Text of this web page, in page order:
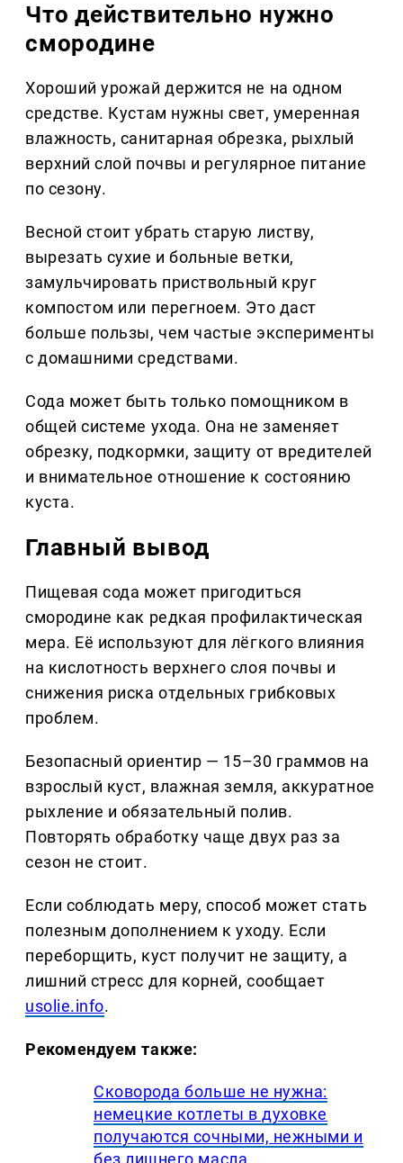
Что действительно нужно
смородине
Хороший урожай держится не на одном
средстве. Кустам нужны свет, умеренная
влажность, санитарная обрезка, рыхлый
верхний слой почвы и регулярное питание
по сезону.
Весной стоит убрать старую листву,
вырезать сухие и больные ветки,
замульчировать приствольный круг
компостом или перегноем. Это даст
больше пользы, чем частые эксперименты
с домашними средствами.
Сода может быть только помощником в
общей системе ухода. Она не заменяет
обрезку, подкормки, защиту от вредителей
и внимательное отношение к состоянию
куста.
Главный вывод
Пищевая сода может пригодиться
смородине как редкая профилактическая
мера. Её используют для лёгкого влияния
на кислотность верхнего слоя почвы и
снижения риска отдельных грибковых
проблем.
Безопасный ориентир — 15–30 граммов на
взрослый куст, влажная земля, аккуратное
рыхление и обязательный полив.
Повторять обработку чаще двух раз за
сезон не стоит.
Если соблюдать меру, способ может стать
полезным дополнением к уходу. Если
переборщить, куст получит не защиту, а
лишний стресс для корней, сообщает
usolie.info.
Рекомендуем также:
Сковорода больше не нужна:
немецкие котлеты в духовке
получаются сочными, нежными и
без лишнего масла